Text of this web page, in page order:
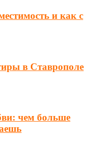
и как с
в Ставрополе
чем больше